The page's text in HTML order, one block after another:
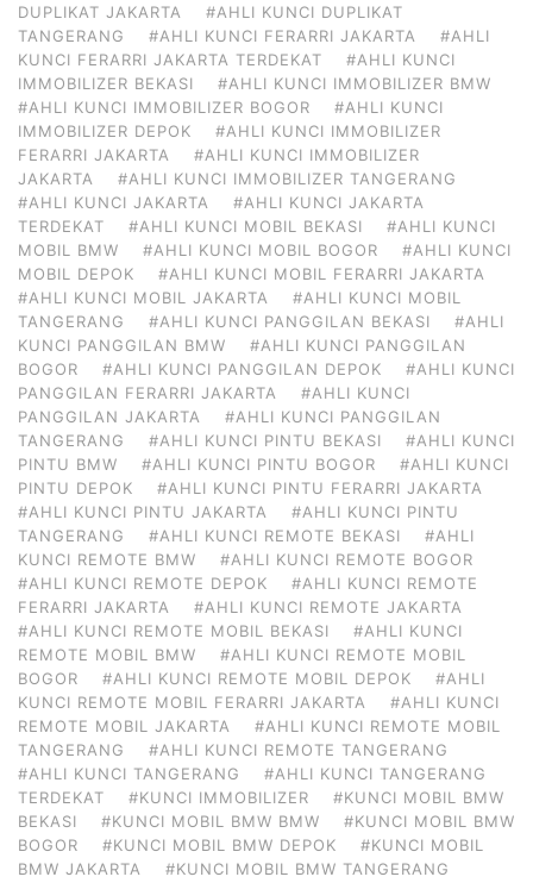
DUPLIKAT JAKARTA
#AHLI KUNCI DUPLIKAT
TANGERANG
#AHLI KUNCI FERARRI JAKARTA
#AHLI
KUNCI FERARRI JAKARTA TERDEKAT
#AHLI KUNCI
IMMOBILIZER BEKASI
#AHLI KUNCI IMMOBILIZER BMW
#AHLI KUNCI IMMOBILIZER BOGOR
#AHLI KUNCI
IMMOBILIZER DEPOK
#AHLI KUNCI IMMOBILIZER
FERARRI JAKARTA
#AHLI KUNCI IMMOBILIZER
JAKARTA
#AHLI KUNCI IMMOBILIZER TANGERANG
#AHLI KUNCI JAKARTA
#AHLI KUNCI JAKARTA
TERDEKAT
#AHLI KUNCI MOBIL BEKASI
#AHLI KUNCI
MOBIL BMW
#AHLI KUNCI MOBIL BOGOR
#AHLI KUNCI
MOBIL DEPOK
#AHLI KUNCI MOBIL FERARRI JAKARTA
#AHLI KUNCI MOBIL JAKARTA
#AHLI KUNCI MOBIL
TANGERANG
#AHLI KUNCI PANGGILAN BEKASI
#AHLI
KUNCI PANGGILAN BMW
#AHLI KUNCI PANGGILAN
BOGOR
#AHLI KUNCI PANGGILAN DEPOK
#AHLI KUNCI
PANGGILAN FERARRI JAKARTA
#AHLI KUNCI
PANGGILAN JAKARTA
#AHLI KUNCI PANGGILAN
TANGERANG
#AHLI KUNCI PINTU BEKASI
#AHLI KUNCI
PINTU BMW
#AHLI KUNCI PINTU BOGOR
#AHLI KUNCI
PINTU DEPOK
#AHLI KUNCI PINTU FERARRI JAKARTA
#AHLI KUNCI PINTU JAKARTA
#AHLI KUNCI PINTU
TANGERANG
#AHLI KUNCI REMOTE BEKASI
#AHLI
KUNCI REMOTE BMW
#AHLI KUNCI REMOTE BOGOR
#AHLI KUNCI REMOTE DEPOK
#AHLI KUNCI REMOTE
FERARRI JAKARTA
#AHLI KUNCI REMOTE JAKARTA
#AHLI KUNCI REMOTE MOBIL BEKASI
#AHLI KUNCI
REMOTE MOBIL BMW
#AHLI KUNCI REMOTE MOBIL
BOGOR
#AHLI KUNCI REMOTE MOBIL DEPOK
#AHLI
KUNCI REMOTE MOBIL FERARRI JAKARTA
#AHLI KUNCI
REMOTE MOBIL JAKARTA
#AHLI KUNCI REMOTE MOBIL
TANGERANG
#AHLI KUNCI REMOTE TANGERANG
#AHLI KUNCI TANGERANG
#AHLI KUNCI TANGERANG
TERDEKAT
#KUNCI IMMOBILIZER
#KUNCI MOBIL BMW
BEKASI
#KUNCI MOBIL BMW BMW
#KUNCI MOBIL BMW
BOGOR
#KUNCI MOBIL BMW DEPOK
#KUNCI MOBIL
BMW JAKARTA
#KUNCI MOBIL BMW TANGERANG